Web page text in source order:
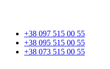
+38 097 515 00 55
+38 095 515 00 55
+38 073 515 00 55